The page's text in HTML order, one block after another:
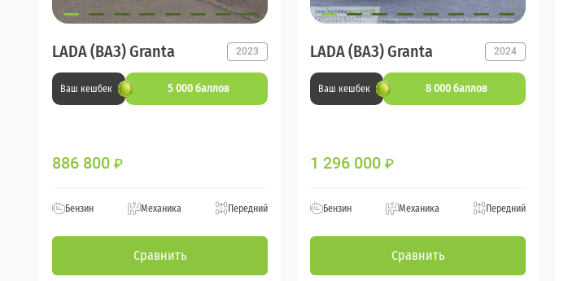
LADA (ВАЗ) Granta 2023
Ваш кешбек 5 000 баллов
886 800 ₽
Бензин Механика Передний
Сравнить
LADA (ВАЗ) Granta 2024
Ваш кешбек 8 000 баллов
1 296 000 ₽
Бензин Механика Передний
Сравнить